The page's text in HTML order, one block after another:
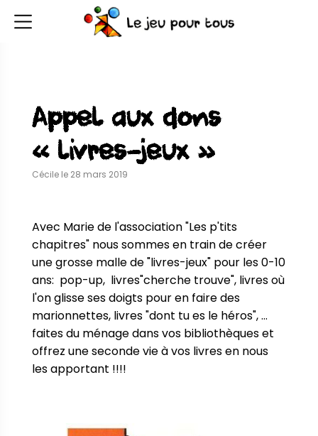
Appel aux dons
« livres-jeux »
Cécile le 28 mars 2019
Avec Marie de l'association "Les p'tits
chapitres" nous sommes en train de créer
une grosse malle de "livres-jeux" pour les 0-10
ans:  pop-up,  livres"cherche trouve", livres où
l'on glisse ses doigts pour en faire des
marionnettes, livres "dont tu es le héros", ...
faites du ménage dans vos bibliothèques et
offrez une seconde vie à vos livres en nous
les apportant !!!!